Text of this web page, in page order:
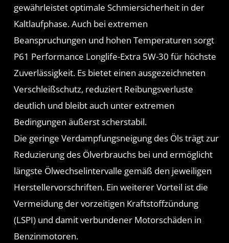
gewährleistet optimale Schmiersicherheit in der
Kaltlaufphase. Auch bei extremen
Beanspruchungen und hohen Temperaturen sorgt
P61 Performance Longlife-Extra 5W-30 für höchste
Zuverlässigkeit. Es bietet einen ausgezeichneten
Verschleißschutz, reduziert Reibungsverluste
deutlich und bleibt auch unter extremen
Bedingungen äußerst scherstabil.
Die geringe Verdampfungsneigung des Öls trägt zur
Reduzierung des Ölverbrauchs bei und ermöglicht
längste Ölwechselintervalle gemäß den jeweiligen
Herstellervorschriften. Ein weiterer Vorteil ist die
Vermeidung der vorzeitigen Kraftstoffzündung
(LSPI) und damit verbundener Motorschäden in
Benzinmotoren.